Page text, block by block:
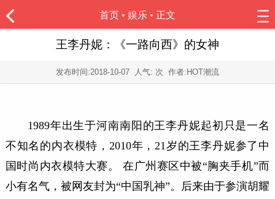
首页 • 娱乐 • 正文
王李丹妮：《一路向西》的女神
发布时间:2018-10-07 人气: 次 作者:HOT潮流
1989年出生于河南南阳的王李丹妮起初只是一名
不知名的内衣模特，2010年，21岁的王李丹妮参了中
国时尚内衣模特大赛。 在广州赛区中被“胸夹手机”而
小有名气，被网友封为“中国乳神”。后来由于参演胡耀